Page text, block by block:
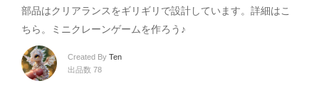
部品はクリアランスをギリギリで設計しています。詳細はこ
ちら。ミニクレーンゲームを作ろう♪
Created By Ten
出品数 78